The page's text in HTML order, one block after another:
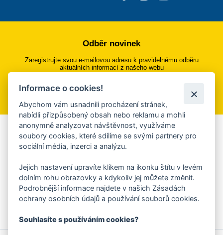
Odběr novinek
Zaregistrujte svou e-mailovou adresu k pravidelnému odběru
aktuálních informací z našeho webu
Přihlásit se k odběru
Aplikace Mobilní rozhlas
Chcete dostávat do svého mobilu či mailu upozornění na
ankety, pozvánky na kulturní a sportovní akce?
Více informací o aplikaci
Informace o cookies!
Abychom vám usnadnili procházení stránek,
nabídli přizpůsobený obsah nebo reklamu a mohli
anonymně analyzovat návštěvnost, využíváme
soubory cookies, které sdílíme se svými partnery pro
sociální média, inzerci a analýzu.
Jejich nastavení upravíte klikem na ikonku štítu v levém
dolním rohu obrazovky a kdykoliv jej můžete změnit.
Podrobnější informace najdete v našich Zásadách
ochrany osobních údajů a používání souborů cookies.
Souhlasíte s používáním cookies?